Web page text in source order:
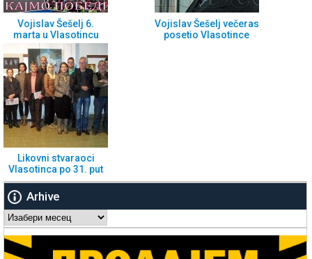
Vojislav Šešelj 6.
marta u Vlasotincu
Vojislav Šešelj večeras
posetio Vlasotince
Likovni stvaraoci
Vlasotinca po 31. put
Arhive
Arhive